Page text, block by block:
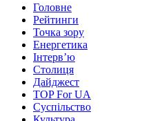
Головне
Рейтинги
Точка зору
Енергетика
Інтерв’ю
Столиця
Дайджест
TOP For UA
Суспiльство